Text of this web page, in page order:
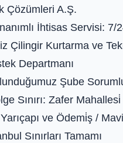
Çözümleri A.Ş.
İhtisas Servisi: 7/
Çilingir Kurtarma ve
Departmanı
Şube
Sınırı: Zafer Mahallesi̇
ve Ödemi̇ş / Mavi
Sınırları Tamamı